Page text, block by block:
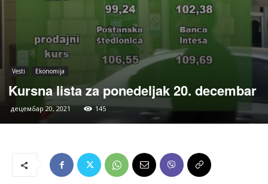
Vesti Ekonomija
Kursna lista za ponedeljak 20. decembar
децембар 20, 2021 145